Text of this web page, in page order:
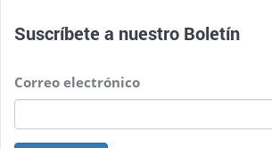
Suscríbete a nuestro Boletín
Correo electrónico